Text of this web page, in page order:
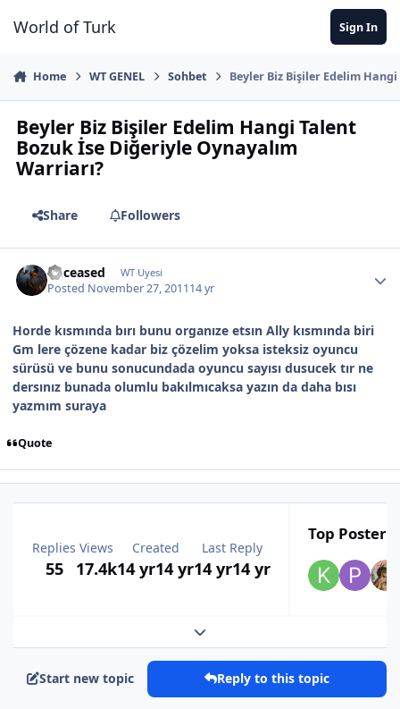
World of Turk Sign In
Home WT GENEL Sohbet Beyler Biz Bişiler Edelim
Beyler Biz Bişiler Edelim Hangi Talent
Bozuk İse Diğeriyle Oynayalım
Warriarı?
Share Followers
Deceased WT Uyesi
Posted November 27, 201114 yr
Horde kısmında bırı bunu organıze etsın Ally kısmında biri
Gm lere çözene kadar biz çözelim yoksa isteksiz oyuncu
sürüsü ve bunu sonucundada oyuncu sayısı dusucek tır ne
dersınız bunada olumlu bakılmıcaksa yazın da daha bısı
yazmım suraya
Quote
Replies
55
Views
17.4k
Created
14 yr14 yr
Last Reply
14 yr14 yr
Top Posters
Expand topic overview
Start new topic Reply to this topic